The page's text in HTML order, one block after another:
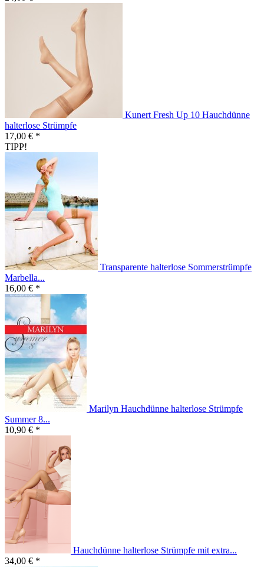
Kunert Fresh Up 10 Hauchdünne
halterlose Strümpfe
17,00 € *
TIPP!
Transparente halterlose Sommerstrümpfe
Marbella...
16,00 € *
Marilyn Hauchdünne halterlose Strümpfe
Summer 8...
10,90 € *
Hauchdünne halterlose Strümpfe mit extra...
34,00 € *